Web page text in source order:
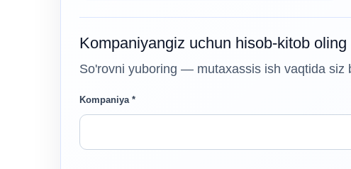
Kompaniyangiz uchun hisob-kitob oling
So'rovni yuboring — mutaxassis ish vaqtida siz
Kompaniya *